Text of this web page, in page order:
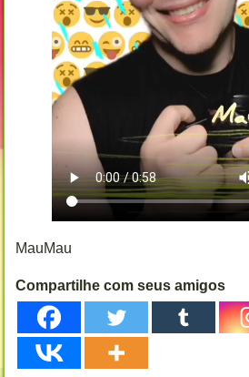
MauMau
Compartilhe com seus amigos